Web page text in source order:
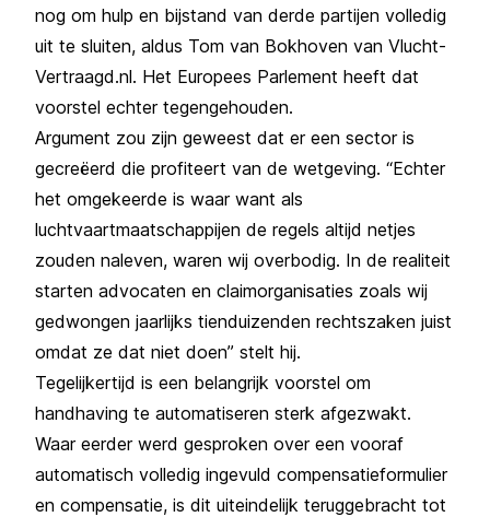
nog om hulp en bijstand van derde partijen volledig
uit te sluiten, aldus Tom van Bokhoven van Vlucht-
Vertraagd.nl. Het Europees Parlement heeft dat
voorstel echter tegengehouden.
Argument zou zijn geweest dat er een sector is
gecreëerd die profiteert van de wetgeving. “Echter
het omgekeerde is waar want als
luchtvaartmaatschappijen de regels altijd netjes
zouden naleven, waren wij overbodig. In de realiteit
starten advocaten en claimorganisaties zoals wij
gedwongen jaarlijks tienduizenden rechtszaken juist
omdat ze dat niet doen” stelt hij.
Tegelijkertijd is een belangrijk voorstel om
handhaving te automatiseren sterk afgezwakt.
Waar eerder werd gesproken over een vooraf
automatisch volledig ingevuld compensatieformulier
en compensatie, is dit uiteindelijk teruggebracht tot